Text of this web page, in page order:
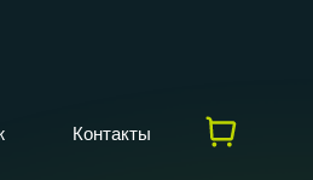
Контакты